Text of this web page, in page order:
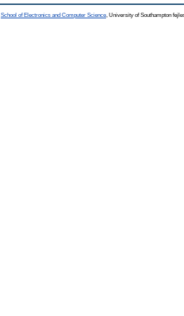
School of Electronics and Computer Science , University of Southampton